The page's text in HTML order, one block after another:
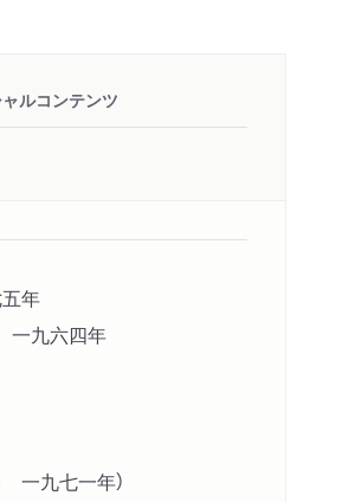
ルコンテンツ
年
一九六四年
九七一年）